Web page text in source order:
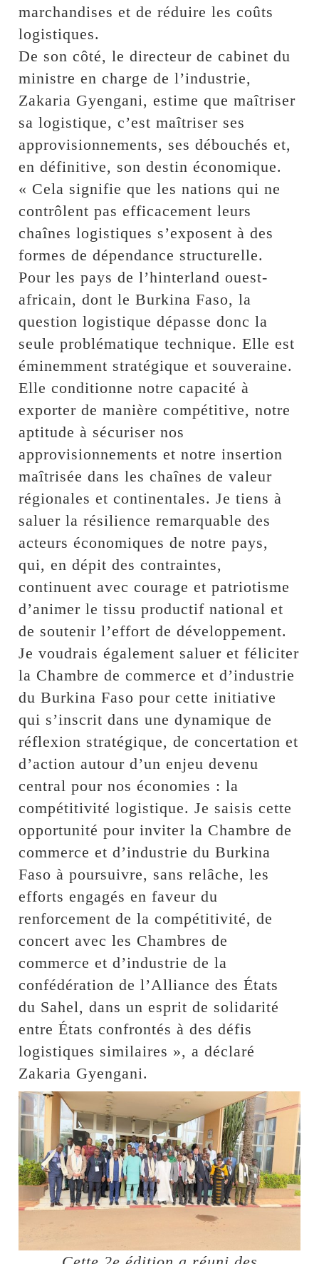
marchandises et de réduire les coûts
logistiques.
De son côté, le directeur de cabinet du
ministre en charge de l’industrie,
Zakaria Gyengani, estime que maîtriser
sa logistique, c’est maîtriser ses
approvisionnements, ses débouchés et,
en définitive, son destin économique.
« Cela signifie que les nations qui ne
contrôlent pas efficacement leurs
chaînes logistiques s’exposent à des
formes de dépendance structurelle.
Pour les pays de l’hinterland ouest-
africain, dont le Burkina Faso, la
question logistique dépasse donc la
seule problématique technique. Elle est
éminemment stratégique et souveraine.
Elle conditionne notre capacité à
exporter de manière compétitive, notre
aptitude à sécuriser nos
approvisionnements et notre insertion
maîtrisée dans les chaînes de valeur
régionales et continentales. Je tiens à
saluer la résilience remarquable des
acteurs économiques de notre pays,
qui, en dépit des contraintes,
continuent avec courage et patriotisme
d’animer le tissu productif national et
de soutenir l’effort de développement.
Je voudrais également saluer et féliciter
la Chambre de commerce et d’industrie
du Burkina Faso pour cette initiative
qui s’inscrit dans une dynamique de
réflexion stratégique, de concertation et
d’action autour d’un enjeu devenu
central pour nos économies : la
compétitivité logistique. Je saisis cette
opportunité pour inviter la Chambre de
commerce et d’industrie du Burkina
Faso à poursuivre, sans relâche, les
efforts engagés en faveur du
renforcement de la compétitivité, de
concert avec les Chambres de
commerce et d’industrie de la
confédération de l’Alliance des États
du Sahel, dans un esprit de solidarité
entre États confrontés à des défis
logistiques similaires », a déclaré
Zakaria Gyengani.